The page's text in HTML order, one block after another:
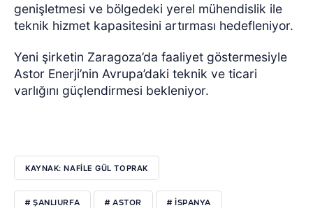
genişletmesi ve bölgedeki yerel mühendislik ile
teknik hizmet kapasitesini artırması hedefleniyor.
Yeni şirketin Zaragoza’da faaliyet göstermesiyle
Astor Enerji’nin Avrupa’daki teknik ve ticari
varlığını güçlendirmesi bekleniyor.
KAYNAK: NAFİLE GÜL TOPRAK
# ŞANLIURFA # ASTOR # ISPANYA